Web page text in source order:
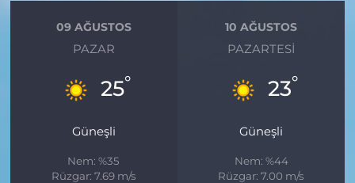
09 AĞUSTOS
PAZAR
25°
Güneşli
Nem: %35
Rüzgar: 7.69 m/s
10 AĞUSTOS
PAZARTESI
23°
Güneşli
Nem: %44
Rüzgar: 7.00 m/s